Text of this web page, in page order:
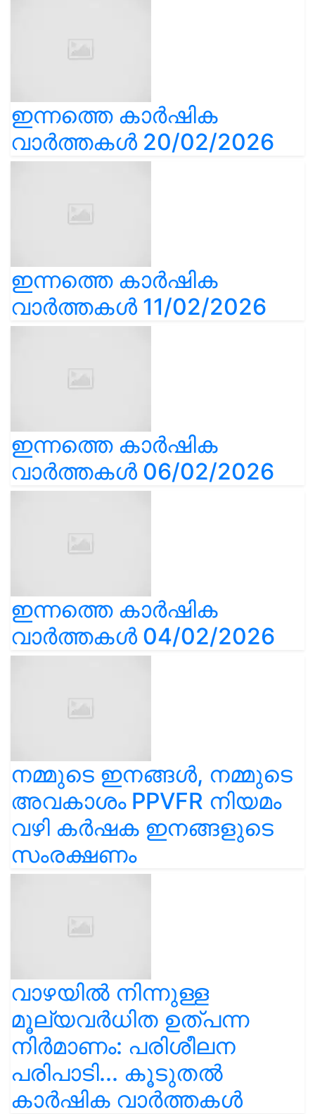
ഇന്നത്തെ കാർഷിക
വാർത്തകൾ 20/02/2026
ഇന്നത്തെ കാർഷിക
വാർത്തകൾ 11/02/2026
ഇന്നത്തെ കാർഷിക
വാർത്തകൾ 06/02/2026
ഇന്നത്തെ കാർഷിക
വാർത്തകൾ 04/02/2026
നമ്മുടെ ഇനങ്ങൾ, നമ്മുടെ
അവകാശം PPVFR നിയമം
വഴി കർഷക ഇനങ്ങളുടെ
സംരക്ഷണം
വാഴയിൽ നിന്നുള്ള
മൂല്യവർധിത ഉത്പന്ന
നിർമാണം: പരിശീലന
പരിപാടി... കൂടുതൽ
കാർഷിക വാർത്തകൾ